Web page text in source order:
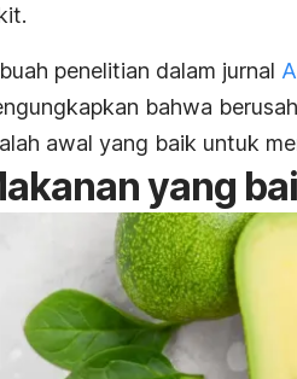
penelitian dalam jurnal
bahwa
awal yang baik untuk
yang